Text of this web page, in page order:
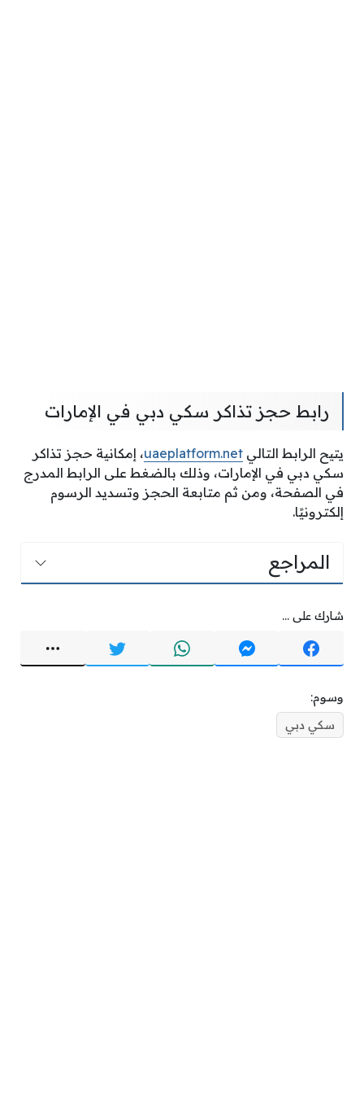
رابط حجز تذاكر سكي دبي في الإمارات
يتيح الرابط التالي uaeplatform.net، إمكانية حجز تذاكر
سكي دبي في الإمارات، وذلك بالضغط على الرابط المدرج
في الصفحة، ومن ثم متابعة الحجز وتسديد الرسوم
إلكترونيًا.
المراجع
شارك على ...
وسوم:
سكي دبي